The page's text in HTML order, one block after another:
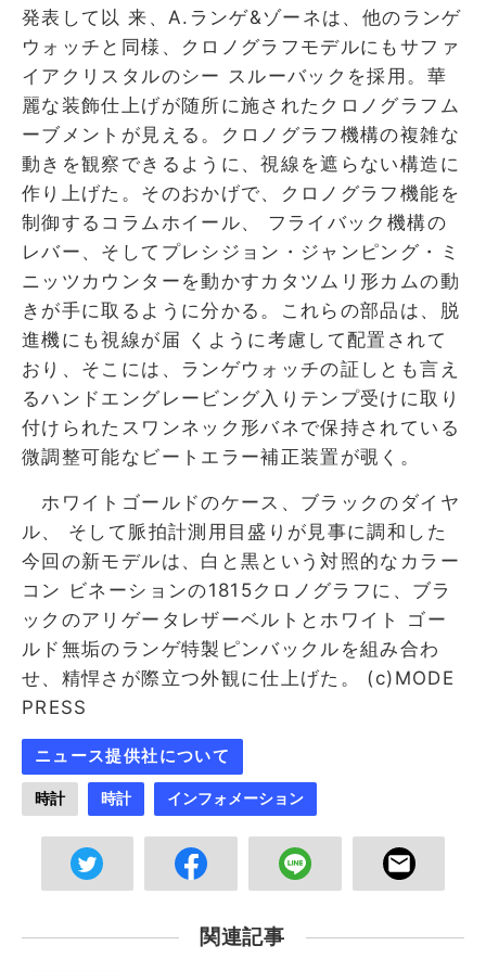
発表して以 来、A.ランゲ&ゾーネは、他のランゲ
ウォッチと同様、クロノグラフモデルにもサファ
イアクリスタルのシー スルーバックを採用。華
麗な装飾仕上げが随所に施されたクロノグラフム
ーブメントが見える。クロノグラフ機構の複雑な
動きを観察できるように、視線を遮らない構造に
作り上げた。そのおかげで、クロノグラフ機能を
制御するコラムホイール、 フライバック機構の
レバー、そしてプレシジョン・ジャンピング・ミ
ニッツカウンターを動かすカタツムリ形カムの動
きが手に取るように分かる。これらの部品は、脱
進機にも視線が届 くように考慮して配置されて
おり、そこには、ランゲウォッチの証しとも言え
るハンドエングレービング入りテンプ受けに取り
付けられたスワンネック形バネで保持されている
微調整可能なビートエラー補正装置が覗く。
ホワイトゴールドのケース、ブラックのダイヤ
ル、 そして脈拍計測用目盛りが見事に調和した
今回の新モデルは、白と黒という対照的なカラー
コン ビネーションの1815クロノグラフに、ブラ
ックのアリゲータレザーベルトとホワイト ゴー
ルド無垢のランゲ特製ピンバックルを組み合わ
せ、精悍さが際立つ外観に仕上げた。 (c)MODE
PRESS
ニュース提供社について
時計 時計 インフォメーション
関連記事